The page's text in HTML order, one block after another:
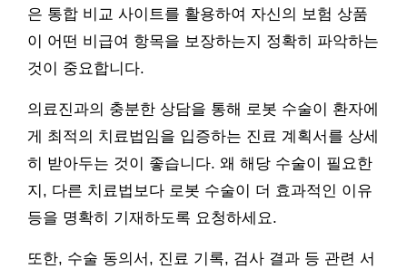
은 통합 비교 사이트를 활용하여 자신의 보험 상품
이 어떤 비급여 항목을 보장하는지 정확히 파악하는
것이 중요합니다.
의료진과의 충분한 상담을 통해 로봇 수술이 환자에
게 최적의 치료법임을 입증하는 진료 계획서를 상세
히 받아두는 것이 좋습니다. 왜 해당 수술이 필요한
지, 다른 치료법보다 로봇 수술이 더 효과적인 이유
등을 명확히 기재하도록 요청하세요.
또한, 수술 동의서, 진료 기록, 검사 결과 등 관련 서